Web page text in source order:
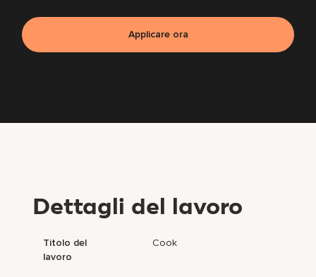
Applicare ora
Dettagli del lavoro
Titolo del
lavoro
Cook